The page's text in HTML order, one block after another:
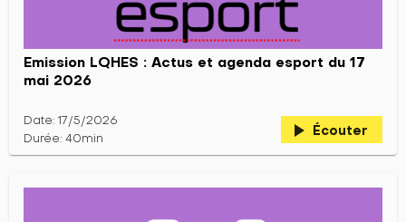
Emission LQHES : Actus et agenda esport du 17
mai 2026
Date: 17/5/2026
Durée: 40min
play_arrow Écouter